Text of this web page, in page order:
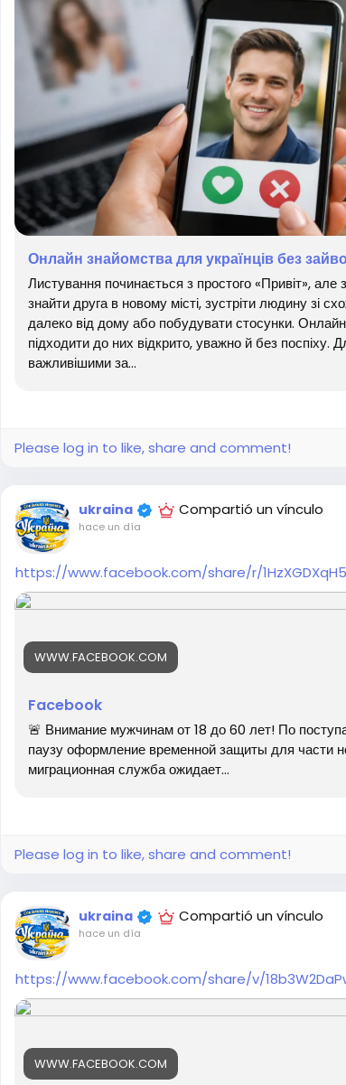
Онлайн знайомства для українців без
Листування починається з простого «Привіт»,
знайти друга в новому місті, зустріти людину зі
далеко від дому або побудувати стосунки.
підходити до них відкрито, уважно й без поспіху.
важливішими за...
Please log in to like, share and comment!
ukraina Compartió un vínculo
hace un día
https://www.facebook.com/share/r/
WWW.FACEBOOK.COM
Facebook
🚨 Внимание мужчинам от 18 до 60 лет! По
паузу оформление временной защиты для части
миграционная служба ожидает...
Please log in to like, share and comment!
ukraina Compartió un vínculo
hace un día
https://www.facebook.com/share/v/
WWW.FACEBOOK.COM